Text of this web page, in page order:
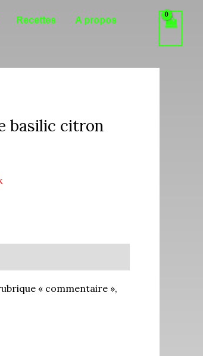
Recettes
A propos
basilic citron
« commentaire »,